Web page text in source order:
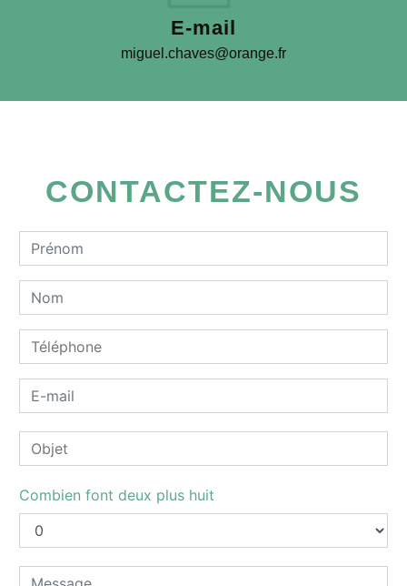
E-mail
miguel.chaves@orange.fr
CONTACTEZ-NOUS
Combien font deux plus huit